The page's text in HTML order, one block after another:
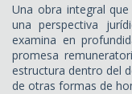
Una obra integral
una perspectiva
examina en
promesa
estructura dentro del
de otras formas de